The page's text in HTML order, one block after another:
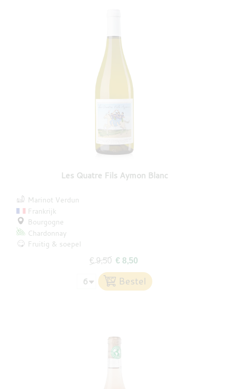
Les Quatre Fils Aymon Blanc
Marinot Verdun
Frankrijk
Bourgogne
Chardonnay
Fruitig & soepel
€ 9,50 € 8,50